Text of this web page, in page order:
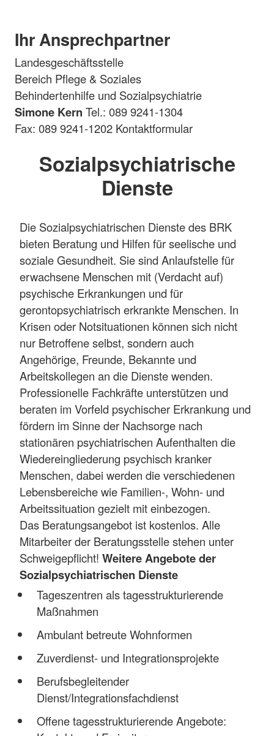
Ihr Ansprechpartner
Landesgeschäftsstelle
Bereich Pflege & Soziales
Behindertenhilfe und Sozialpsychiatrie
Simone Kern Tel.: 089 9241-1304
Fax: 089 9241-1202 Kontaktformular
Sozialpsychiatrische
Dienste
Die Sozialpsychiatrischen Dienste des BRK
bieten Beratung und Hilfen für seelische und
soziale Gesundheit. Sie sind Anlaufstelle für
erwachsene Menschen mit (Verdacht auf)
psychische Erkrankungen und für
gerontopsychiatrisch erkrankte Menschen. In
Krisen oder Notsituationen können sich nicht
nur Betroffene selbst, sondern auch
Angehörige, Freunde, Bekannte und
Arbeitskollegen an die Dienste wenden.
Professionelle Fachkräfte unterstützen und
beraten im Vorfeld psychischer Erkrankung und
fördern im Sinne der Nachsorge nach
stationären psychiatrischen Aufenthalten die
Wiedereingliederung psychisch kranker
Menschen, dabei werden die verschiedenen
Lebensbereiche wie Familien-, Wohn- und
Arbeitssituation gezielt mit einbezogen.
Das Beratungsangebot ist kostenlos. Alle
Mitarbeiter der Beratungsstelle stehen unter
Schweigepflicht! Weitere Angebote der
Sozialpsychiatrischen Dienste
Tageszentren als tagesstrukturierende
Maßnahmen
Ambulant betreute Wohnformen
Zuverdienst- und Integrationsprojekte
Berufsbegleitender
Dienst/Integrationsfachdienst
Offene tagesstrukturierende Angebote: